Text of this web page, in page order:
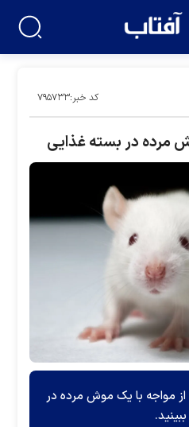
کد خبر:۷۹۵۷۳۳
مرده در بسته غذایی
مواجه با یک موش مرده در